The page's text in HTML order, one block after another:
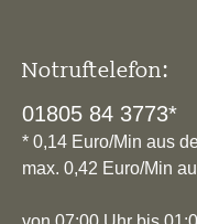
Notruftelefon:
01805 84 3773*
* 0,14 Euro/Min aus
max. 0,42 Euro/Min